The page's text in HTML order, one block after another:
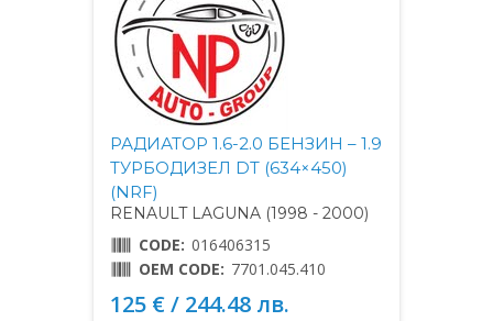
РАДИАТОР 1.6-2.0 БЕНЗИН – 1.9
ТУРБОДИЗЕЛ DT (634×450)
(NRF)
RENAULT LAGUNA (1998 - 2000)
CODE: 016406315
OEM CODE: 7701.045.410
125 € / 244.48 лв.